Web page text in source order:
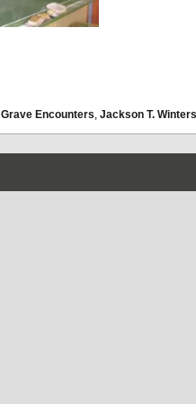
Grave Encounters, Jackson T. Winters